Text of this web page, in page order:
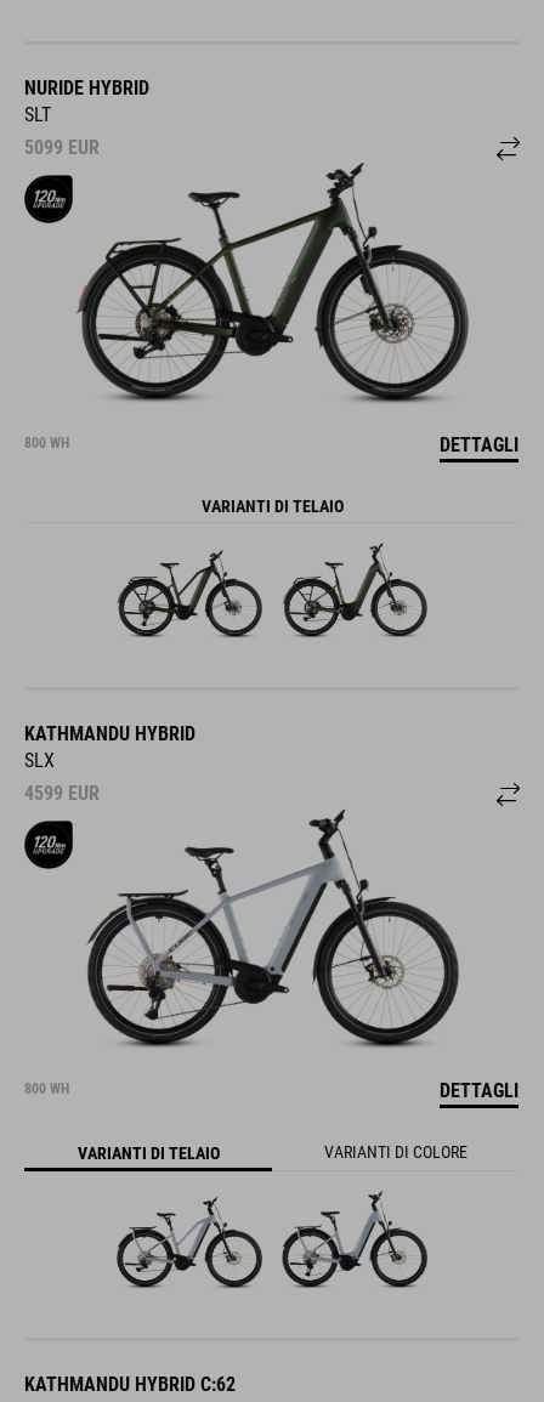
NURIDE HYBRID
SLT
5099 EUR
800 WH DETTAGLI
VARIANTI DI TELAIO
KATHMANDU HYBRID
SLX
4599 EUR
800 WH DETTAGLI
VARIANTI DI TELAIO VARIANTI DI COLORE
KATHMANDU HYBRID C:62